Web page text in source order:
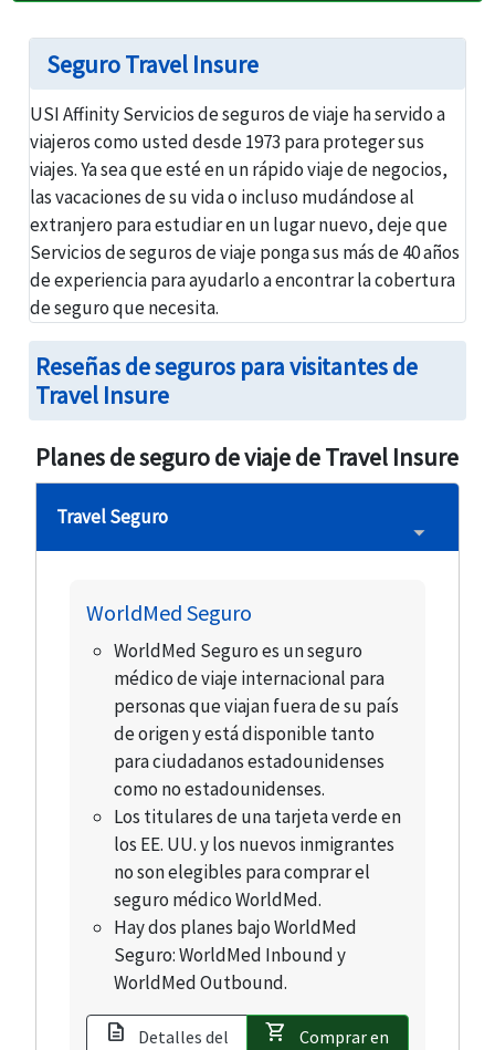
Seguro Travel Insure
USI Affinity Servicios de seguros de viaje ha servido a
viajeros como usted desde 1973 para proteger sus
viajes. Ya sea que esté en un rápido viaje de negocios,
las vacaciones de su vida o incluso mudándose al
extranjero para estudiar en un lugar nuevo, deje que
Servicios de seguros de viaje ponga sus más de 40 años
de experiencia para ayudarlo a encontrar la cobertura
de seguro que necesita.
Reseñas de seguros para visitantes de
Travel Insure
Planes de seguro de viaje de Travel Insure
Travel Seguro
WorldMed Seguro
WorldMed Seguro es un seguro
médico de viaje internacional para
personas que viajan fuera de su país
de origen y está disponible tanto
para ciudadanos estadounidenses
como no estadounidenses.
Los titulares de una tarjeta verde en
los EE. UU. y los nuevos inmigrantes
no son elegibles para comprar el
seguro médico WorldMed.
Hay dos planes bajo WorldMed
Seguro: WorldMed Inbound y
WorldMed Outbound.
description
Detalles del
shopping_cart
Comprar en